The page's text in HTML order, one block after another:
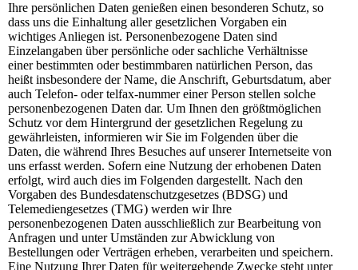
Ihre persönlichen Daten genießen einen besonderen Schutz, so
dass uns die Einhaltung aller gesetzlichen Vorgaben ein
wichtiges Anliegen ist. Personenbezogene Daten sind
Einzelangaben über persönliche oder sachliche Verhältnisse
einer bestimmten oder bestimmbaren natürlichen Person, das
heißt insbesondere der Name, die Anschrift, Geburtsdatum, aber
auch Telefon- oder telfax-nummer einer Person stellen solche
personenbezogenen Daten dar. Um Ihnen den größtmöglichen
Schutz vor dem Hintergrund der gesetzlichen Regelung zu
gewährleisten, informieren wir Sie im Folgenden über die
Daten, die während Ihres Besuches auf unserer Internetseite von
uns erfasst werden. Sofern eine Nutzung der erhobenen Daten
erfolgt, wird auch dies im Folgenden dargestellt. Nach den
Vorgaben des Bundesdatenschutzgesetzes (BDSG) und
Telemediengesetzes (TMG) werden wir Ihre
personenbezogenen Daten ausschließlich zur Bearbeitung von
Anfragen und unter Umständen zur Abwicklung von
Bestellungen oder Verträgen erheben, verarbeiten und speichern.
Eine Nutzung Ihrer Daten für weitergehende Zwecke steht unter